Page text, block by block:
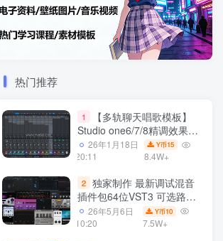
热门推荐
1
【多轨聊天唱歌模板】
Studio one6/7/8精调效果包
多种效果模式 声卡调试好直
播预设模板
26年1月18日
20:11
Y币15
8.4W+
2 独家制作 最新调试混音
插件包64位VST3 可选路径
一键安装550个效果器合集
v3.0 WiN 支持定制
26年5月6日
10:20
Y币10
7.5W+